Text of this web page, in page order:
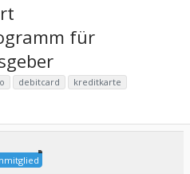
für
debitcard
kreditkarte